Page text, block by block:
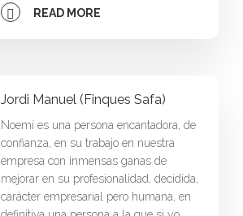
READ MORE
Jordi Manuel (Finques Safa)
Noemí es una persona encantadora, de
confianza, en su trabajo en nuestra
empresa con inmensas ganas de
mejorar en su profesionalidad, decidida,
carácter empresarial pero humana, en